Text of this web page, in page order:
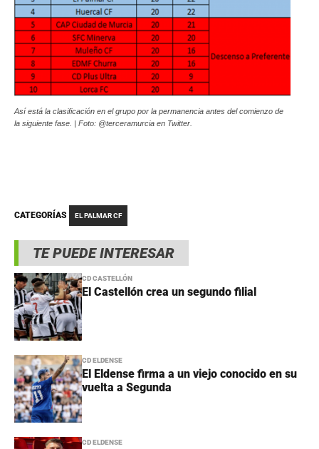
TE PUEDE INTERESAR
CD CASTELLÓN
El Castellón crea un segundo filial
CD ELDENSE
El Eldense firma a un viejo conocido en su
vuelta a Segunda
CD ELDENSE
Así está la clasificación en el grupo por la permanencia antes del comienzo de
la siguiente fase. | Foto: @terceramurcia en Twitter.
CATEGORÍAS EL PALMAR CF